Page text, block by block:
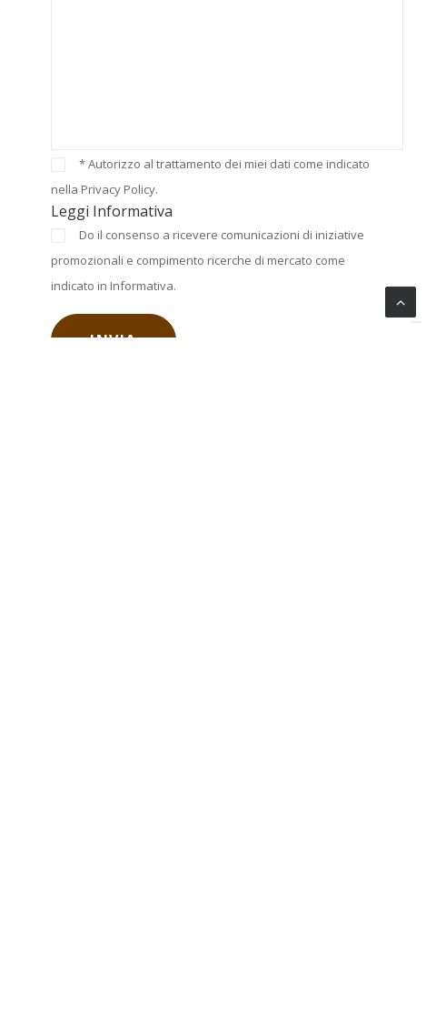
* Autorizzo al trattamento dei miei dati come indicato
nella Privacy Policy.
Leggi Informativa
Do il consenso a ricevere comunicazioni di iniziative
promozionali e compimento ricerche di mercato come
indicato in Informativa.